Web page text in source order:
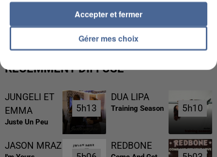
L’UN DES FONDATEURS SUPPOSÉS DE LA DZ
MAFIA INTERPELLÉ EN ALGÉRIE
RÉCEMMENT DIFFUSÉ
JUNGELI ET
EMMA
Juste Un Peu
5h13
5h13
DUA LIPA
Training Season 5h10
5h10
JASON MRAZ REDBONE
Gérer mes choix
Accepter et fermer